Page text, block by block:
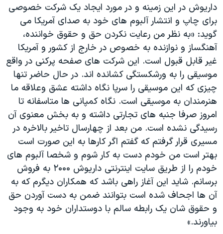
همایش محافظه‌کاران آمریکا «سی‌پک»
صفحه‌های ویژه
سفر پرزیدنت ترامپ به چین
داریوش در این زمینه و در مورد ایجاد یک شرکت خصوصی
برای چاپ و انتشار آلبوم های خود به صدای آمریکا می
گوید: «به نظر من رعایت نکردن حق و حقوق خواننده،
آهنگساز و نوازنده به خصوص در خارج از کشور و آمریکا
غیر قابل قبول است. این شرکت های صفحه پرکنی در واقع
موسیقی را به ورشکستگی کشانده اند. در حال حاضر تنها
چیزی که این موسیقی را سرپا نگاه داشته عشق وعلاقه ما
هنرمندان به موسیقی است. نگاه کمپانی ها متاسفانه تا
امروز صرفا جنبه های تجارتی داشته و به بخش معنوی آن
رسیدگی نشده است. من بعد از چهارسال تاخیر بالاخره در
مسیری قرار گرفتم که گفتم اگر کارها به این صورت است
بهتر است من خودم دست به کار شوم و شخصا آلبوم های
خودم را از طریق سایت اینترنتی داریوش ۲۰۰۰ به فروش
برسانم. شاید این آغاز راهی باشد که همکاران دیگرم که به
آن ها اجحاف شده است بتوانند ضمن به دست آوردن حق
و حقوق شان یک رابطه سالم با دوستداران خود به وجود
بیاورند.»